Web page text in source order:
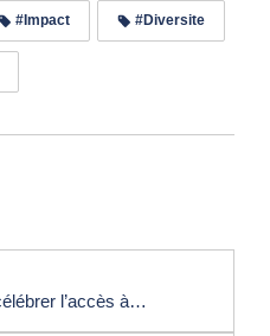
#Impact #Diversite
Aquavera 2026 : célébrer l’accès à l’eau potable et la créativité des communautés africaines